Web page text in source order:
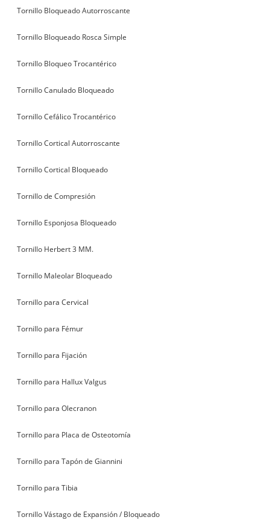
Tornillo Bloqueado Autorroscante
Tornillo Bloqueado Rosca Simple
Tornillo Bloqueo Trocantérico
Tornillo Canulado Bloqueado
Tornillo Cefálico Trocantérico
Tornillo Cortical Autorroscante
Tornillo Cortical Bloqueado
Tornillo de Compresión
Tornillo Esponjosa Bloqueado
Tornillo Herbert 3 MM.
Tornillo Maleolar Bloqueado
Tornillo para Cervical
Tornillo para Fémur
Tornillo para Fijación
Tornillo para Hallux Valgus
Tornillo para Olecranon
Tornillo para Placa de Osteotomía
Tornillo para Tapón de Giannini
Tornillo para Tibia
Tornillo Vástago de Expansión / Bloqueado